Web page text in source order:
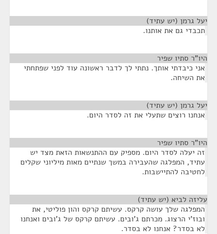
יעל גרמן (יש עתיד)
תכבדי גם את אותנו.
היו"ר סתיו שפיר
אני כיבדתי אותך. נתתי לך לדבר ראשונה עוד לפני שפתחתי
את השיחה.
יעל גרמן (יש עתיד)
אנחנו רוצים שתעלי את זה לסדר היום.
היו"ר סתיו שפיר
זה יעלה לסדר היום. מספיק עם ההתנשאות הזאת מצד יש
עתיד, המפלגה שהעבירה במשך שנתיים מאות מיליוני שקלים
לחטיבה להתיישבות.
עליזה לביא (יש עתיד)
המפלגה שלך עושה קרקס. עשיתם קרקס והון פוליטי, את
ובוז'י הרצוג. מכרתם ג'ובים. עשיתם קרקס של ג'ובים ואנחנו
לא בסדר? אנחנו לא בסדר.